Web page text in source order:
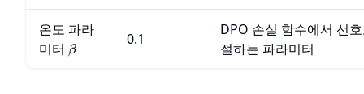
온도 파라
미터 \beta
β
0.1
DPO 손실 함수에서 선
절하는 파라미터